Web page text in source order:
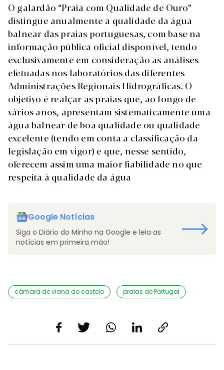
O galardão “Praia com Qualidade de Ouro”
distingue anualmente a qualidade da água
balnear das praias portuguesas, com base na
informação pública oficial disponível, tendo
exclusivamente em consideração as análises
efetuadas nos laboratórios das diferentes
Administrações Regionais Hidrográficas. O
objetivo é realçar as praias que, ao longo de
vários anos, apresentam sistematicamente uma
água balnear de boa qualidade ou qualidade
excelente (tendo em conta a classificação da
legislação em vigor) e que, nesse sentido,
oferecem assim uma maior fiabilidade no que
respeita à qualidade da água
Google Notícias
Siga o Diário do Minho na Google e leia as
notícias em primeira mão!
câmara de viana do castelo praias de Portugal